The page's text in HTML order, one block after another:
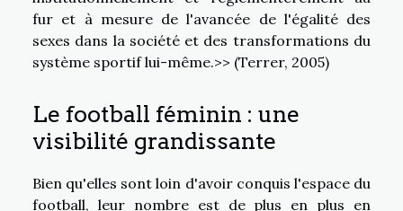
fur et à mesure de l'avancée de l'égalité des
sexes dans la société et des transformations du
système sportif lui-même.>> (Terrer, 2005)
Le football féminin : une
visibilité grandissante
Bien qu'elles sont loin d'avoir conquis l'espace du
football, leur nombre est de plus en plus en